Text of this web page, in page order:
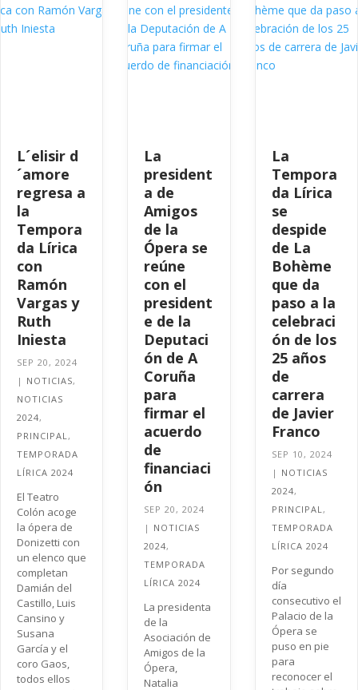
L´elisir d
´amore
regresa a
la
Tempora
da Lírica
con
Ramón
Vargas y
Ruth
Iniesta
SEP 20, 2024
| NOTICIAS,
NOTICIAS
2024,
PRINCIPAL,
TEMPORADA
LÍRICA 2024
El Teatro
Colón acoge
la ópera de
Donizetti con
un elenco que
completan
Damián del
Castillo, Luis
Cansino y
Susana
García y el
coro Gaos,
todos ellos
La
president
a de
Amigos
de la
Ópera se
reúne
con el
president
e de la
Deputaci
ón de A
Coruña
para
firmar el
acuerdo
de
financiaci
ón
SEP 20, 2024
| NOTICIAS
2024,
TEMPORADA
LÍRICA 2024
La presidenta
de la
Asociación de
Amigos de la
Ópera,
Natalia
La
Tempora
da Lírica
se
despide
de La
Bohème
que da
paso a la
celebraci
ón de los
25 años
de
carrera
de Javier
Franco
SEP 10, 2024
| NOTICIAS
2024,
PRINCIPAL,
TEMPORADA
LÍRICA 2024
Por segundo
día
consecutivo el
Palacio de la
Ópera se
puso en pie
para
reconocer el